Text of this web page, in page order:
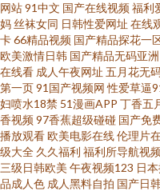
蜜臀 丝袜后入骑无套AV 黄色
看 亚州人人色 欧美日本精品成
卡 久艹网伊人 国产影院在线观
区 毛片传美 超碰69资源 91官网
午夜剧场 97在线观看免费视屏
网站91中文 国产在线视频福利
妈丝袜女同 日韩性爱网址 在线
卡66精品视频 国产精品探花一
欧美激情日韩 国产精品无码亚洲
在线看 成人午夜网址 五月花无
第一页91国产视频网 性爱草逼
妇喷水18禁 51漫画APP 丁香五
香视频97香蕉超级碰碰 国产免
播放观看欧美电影在线伦理片
级大全 久久福利 福利所导航视
三级日韩欧美 午夜视频123 日
品成人色 成人黑料自拍 国产日